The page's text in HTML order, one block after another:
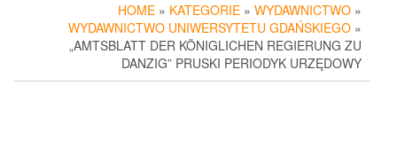
HOME » KATEGORIE » WYDAWNICTWO »
WYDAWNICTWO UNIWERSYTETU GDAŃSKIEGO »
„AMTSBLATT DER KÖNIGLICHEN REGIERUNG ZU
DANZIG” PRUSKI PERIODYK URZĘDOWY